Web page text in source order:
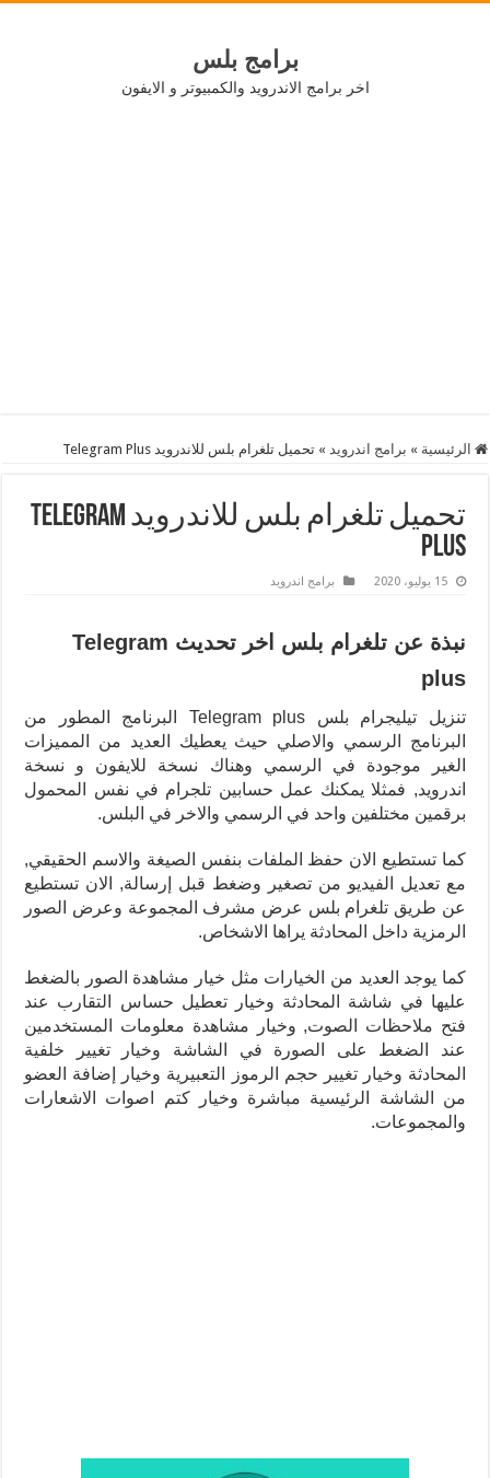
برامج بلس
اخر برامج الاندرويد والكمبيوتر و الايفون
الرئيسية » برامج اندرويد » تحميل تلغرام بلس للاندرويد Telegram Plus
تحميل تلغرام بلس للاندرويد Telegram
Plus
15 يوليو، 2020 برامج اندرويد
نبذة عن تلغرام بلس اخر تحديث Telegram
plus
تنزيل تيليجرام بلس Telegram plus البرنامج المطور من
البرنامج الرسمي والاصلي حيث يعطيك العديد من المميزات
الغير موجودة في الرسمي وهناك نسخة للايفون و نسخة
اندرويد, فمثلا يمكنك عمل حسابين تلجرام في نفس المحمول
برقمين مختلفين واحد في الرسمي والاخر في البلس.
كما تستطيع الان حفظ الملفات بنفس الصيغة والاسم الحقيقي,
مع تعديل الفيديو من تصغير وضغط قبل إرسالة, الان تستطيع
عن طريق تلغرام بلس عرض مشرف المجموعة وعرض الصور
الرمزية داخل المحادثة يراها الاشخاص.
كما يوجد العديد من الخيارات مثل خيار مشاهدة الصور بالضغط
عليها في شاشة المحادثة وخيار تعطيل حساس التقارب عند
فتح ملاحظات الصوت, وخيار مشاهدة معلومات المستخدمين
عند الضغط على الصورة في الشاشة وخيار تغيير خلفية
المحادثة وخيار تغيير حجم الرموز التعبيرية وخيار إضافة العضو
من الشاشة الرئيسية مباشرة وخيار كتم اصوات الاشعارات
والمجموعات.